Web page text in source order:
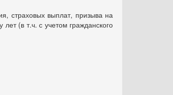
страховых выплат, призыва на
(в т.ч. с учетом гражданского